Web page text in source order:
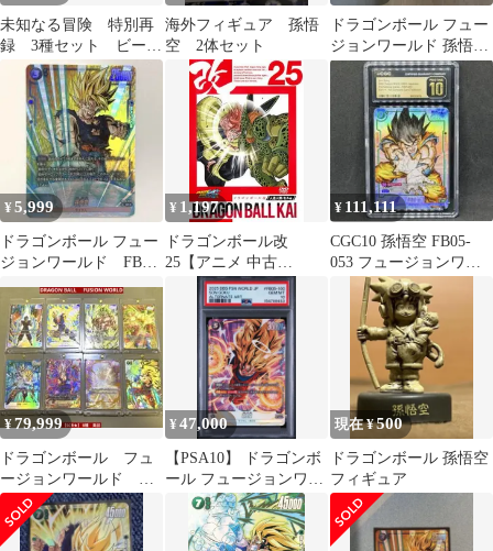
未知なる冒険 特別再
録 3種セット ビーデ
ル パン 18号
海外フィギュア 孫悟
空 2体セット
ドラゴンボール フュー
ジョンワールド 孫悟空
FB05-100 SR パラレル
¥5,999
ドラゴンボール フュー
ジョンワールド FB05-
版
¥ 1,197
ドラゴンボール改
25【アニメ 中古
DVD】レンタル落ち
¥ 111,111
CGC10 孫悟空 FB05-
053 フュージョンワー
¥79,999
ドラゴンボール フュ
ージョンワールド
SCR★ シークレットパ
ラレル 8種 美品
¥47,000
【PSA10】 ドラゴンボ
ール フュージョンワー
ルド 孫悟空 FB05-100
現在 ¥500
ドラゴンボール 孫悟空
フィギュア